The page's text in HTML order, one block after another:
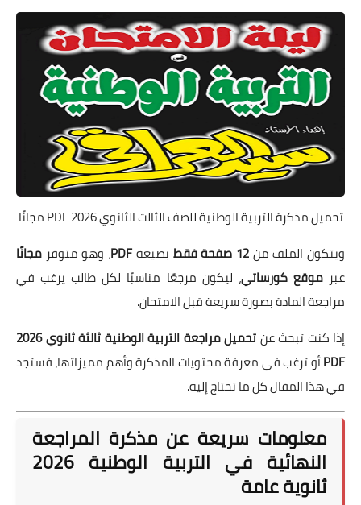
تحميل مذكرة التربية الوطنية للصف الثالث الثانوي 2026 PDF مجانًا
ويتكون الملف من12 صفحة فقط بصيغةPDF، وهو متوفر مجانًا
عبرموقع كورساتي، ليكون مرجعًا مناسبًا لكل طالب يرغب في
مراجعة المادة بصورة سريعة قبل الامتحان.
إذا كنت تبحث عن
تحميل مراجعة التربية الوطنية ثالثة ثانوي 2026
PDFأو ترغب في معرفة محتويات المذكرة وأهم مميزاتها، فستجد
في هذا المقال كل ما تحتاج إليه.
معلومات سريعة عن مذكرة المراجعة
النهائية في التربية الوطنية 2026
ثانوية عامة